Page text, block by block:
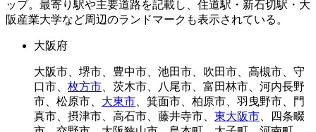
大阪府
大阪市、堺市、豊中市、池田市、吹田市、高槻市、守
口市、 枚方市 、茨木市、八尾市、富田林市、河内長野
市、松原市、 大東市 、箕面市、柏原市、羽曳野市、門
真市、摂津市、高石市、藤井寺市、 東大阪市 、四条畷